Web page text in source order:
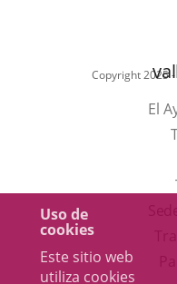
Uso de
cookies
Este sitio web
utiliza cookies
Copyright 2025
El